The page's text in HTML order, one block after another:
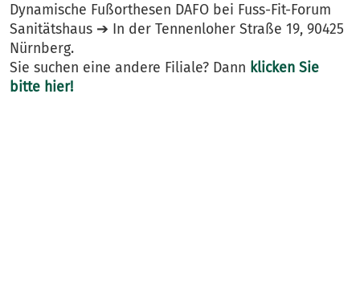
Dynamische Fußorthesen DAFO bei Fuss-Fit-Forum
Sanitätshaus ➔ In der Tennenloher Straße 19, 90425
Nürnberg.
Sie suchen eine andere Filiale? Dann klicken Sie
bitte hier!